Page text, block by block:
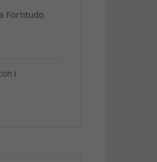
Fortitudo
i